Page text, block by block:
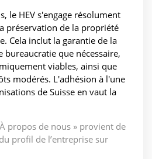
le HEV s'engage résolument
préservation de la propriété
Cela inclut la garantie de la
bureaucratie que nécessaire,
viables, ainsi que
modérés. L'adhésion à l'une
de Suisse en vaut la
propos de nous » provient de
profil de l’entreprise sur